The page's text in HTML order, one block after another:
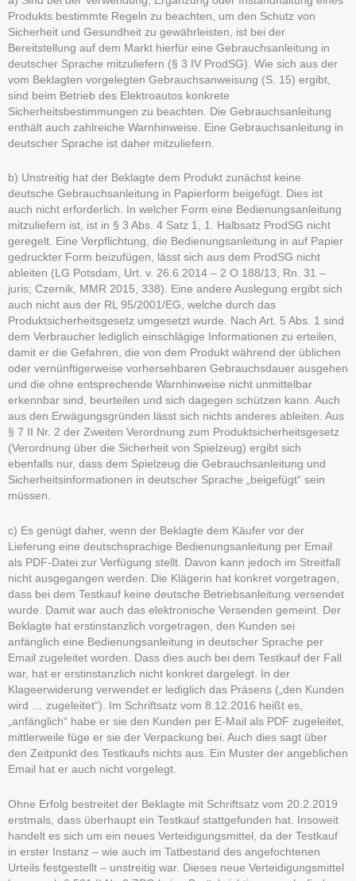
Produkts bestimmte Regeln zu beachten, um den Schutz von
Sicherheit und Gesundheit zu gewährleisten, ist bei der
Bereitstellung auf dem Markt hierfür eine Gebrauchsanleitung in
deutscher Sprache mitzuliefern (§ 3 IV ProdSG). Wie sich aus der
vom Beklagten vorgelegten Gebrauchsanweisung (S. 15) ergibt,
sind beim Betrieb des Elektroautos konkrete
Sicherheitsbestimmungen zu beachten. Die Gebrauchsanleitung
enthält auch zahlreiche Warnhinweise. Eine Gebrauchsanleitung in
deutscher Sprache ist daher mitzuliefern.
b) Unstreitig hat der Beklagte dem Produkt zunächst keine
deutsche Gebrauchsanleitung in Papierform beigefügt. Dies ist
auch nicht erforderlich. In welcher Form eine Bedienungsanleitung
mitzuliefern ist, ist in § 3 Abs. 4 Satz 1, 1. Halbsatz ProdSG nicht
geregelt. Eine Verpflichtung, die Bedienungsanleitung in auf Papier
gedruckter Form beizufügen, lässt sich aus dem ProdSG nicht
ableiten (LG Potsdam, Urt. v. 26.6.2014 – 2 O 188/13, Rn. 31 –
juris; Czernik, MMR 2015, 338). Eine andere Auslegung ergibt sich
auch nicht aus der RL 95/2001/EG, welche durch das
Produktsicherheitsgesetz umgesetzt wurde. Nach Art. 5 Abs. 1 sind
dem Verbraucher lediglich einschlägige Informationen zu erteilen,
damit er die Gefahren, die von dem Produkt während der üblichen
oder vernünftigerweise vorhersehbaren Gebrauchsdauer ausgehen
und die ohne entsprechende Warnhinweise nicht unmittelbar
erkennbar sind, beurteilen und sich dagegen schützen kann. Auch
aus den Erwägungsgründen lässt sich nichts anderes ableiten. Aus
§ 7 II Nr. 2 der Zweiten Verordnung zum Produktsicherheitsgesetz
(Verordnung über die Sicherheit von Spielzeug) ergibt sich
ebenfalls nur, dass dem Spielzeug die Gebrauchsanleitung und
Sicherheitsinformationen in deutscher Sprache „beigefügt“ sein
müssen.
c) Es genügt daher, wenn der Beklagte dem Käufer vor der
Lieferung eine deutschsprachige Bedienungsanleitung per Email
als PDF-Datei zur Verfügung stellt. Davon kann jedoch im Streitfall
nicht ausgegangen werden. Die Klägerin hat konkret vorgetragen,
dass bei dem Testkauf keine deutsche Betriebsanleitung versendet
wurde. Damit war auch das elektronische Versenden gemeint. Der
Beklagte hat erstinstanzlich vorgetragen, den Kunden sei
anfänglich eine Bedienungsanleitung in deutscher Sprache per
Email zugeleitet worden. Dass dies auch bei dem Testkauf der Fall
war, hat er erstinstanzlich nicht konkret dargelegt. In der
Klageerwiderung verwendet er lediglich das Präsens („den Kunden
wird … zugeleitet“). Im Schriftsatz vom 8.12.2016 heißt es,
„anfänglich“ habe er sie den Kunden per E-Mail als PDF zugeleitet,
mittlerweile füge er sie der Verpackung bei. Auch dies sagt über
den Zeitpunkt des Testkaufs nichts aus. Ein Muster der angeblichen
Email hat er auch nicht vorgelegt.
Ohne Erfolg bestreitet der Beklagte mit Schriftsatz vom 20.2.2019
erstmals, dass überhaupt ein Testkauf stattgefunden hat. Insoweit
handelt es sich um ein neues Verteidigungsmittel, da der Testkauf
in erster Instanz – wie auch im Tatbestand des angefochtenen
Urteils festgestellt – unstreitig war. Dieses neue Verteidigungsmittel